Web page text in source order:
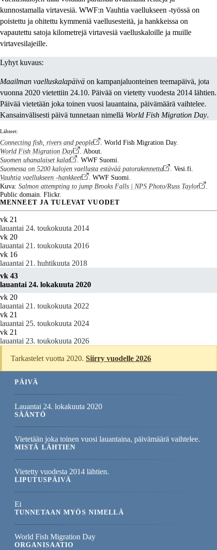
kunnostamalla virtavesiä. WWF:n Vauhtia vaellukseen -työssä on
poistettu ja ohitettu kymmeniä vaellusesteitä, ja hankkeissa on
vapautettu satoja kilometrejä virtavesiä vaelluskaloille ja muille
virtavesilajeille.
Lyhyt kuvaus:
Maailman vaelluskalapäivä on kampanjaluonteinen teemapäivä, jota
vuonna 2020 vietettiin 24.10. Päivää on vietetty vuodesta 2014 lähtien.
Päivää vietetään joka toinen vuosi lauantaina, päivämäärä vaihtelee.
Kansainvälisesti päivä tunnetaan nimellä World Fish Migration Day.
Lähteet:
Connecting fish, rivers and people
. World Fish Migration Day.
World Fish Migration Day
. About.
Suomen uhanalaiset kalat
. WWF Suomi.
Suomessa on 5200 kalojen vaellusta estävää patorakennetta
. Vesi.fi.
Vauhtia vaellukseen -hankkeet
. WWF Suomi.
Kuva: Salmon attempting to jump Brooks Falls | NPS Photo/Russ Taylor
.
Public domain. Flickr.
MENNEET JA TULEVAT VUODET
vk 21
lauantai 24. toukokuuta 2014
vk 20
lauantai 21. toukokuuta 2016
vk 16
lauantai 21. huhtikuuta 2018
vk 43
lauantai 24. lokakuuta 2020
vk 20
lauantai 21. toukokuuta 2022
vk 21
lauantai 25. toukokuuta 2024
vk 21
lauantai 23. toukokuuta 2026
Tarkastelet vuotta 2020.Siirry vuodelle 2026
PÄIVÄ
Lauantai 24. lokakuuta 2020
SÄÄNTÖ
Vietetään joka toinen vuosi lauantaina, päivämäärä vaihtelee.
MISTÄ LÄHTIEN
Vietetty vuodesta 2014 lähtien.
LIPUTUSPÄIVÄ
Ei
TUNNETAAN MYÖS NIMELLÄ
World Fish Migration Day
ORGANISAATIO